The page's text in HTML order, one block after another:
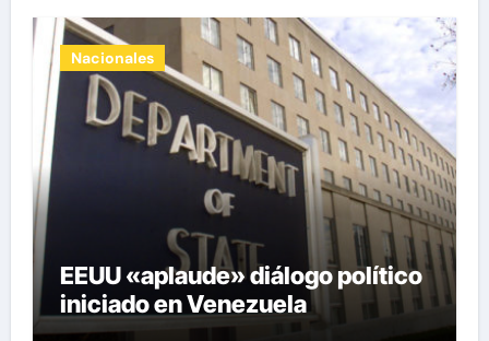
Nacionales
EEUU «aplaude» diálogo político
iniciado en Venezuela